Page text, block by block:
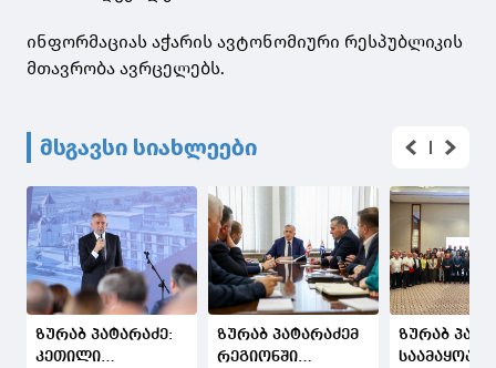
ინფორმაციას აჭარის ავტონომიური რესპუბლიკის
მთავრობა ავრცელებს.
მსგავსი სიახლეები
ზურაბ პატარაძე:
კეთილი
ზურაბ პატარაძემ
რეგიონში
ზურაბ
საამაყოა,